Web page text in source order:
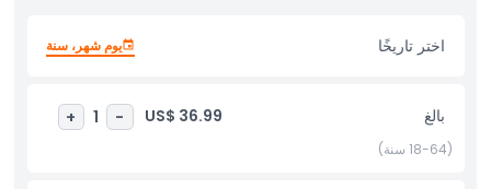
الفيكتورية المزخرفة والردهة المركزية التاريخية، حيث تتجسّد قرون من
التقاليد الديمقراطية. مثالية لمحبي الثقافة وعشّاق التاريخ وكل من يبحث
التراث الديني والديمقراطية البرلمانية في المملكة المتحدة. تقع الجولة في
قلب وستمنستر، مما يجعلها إضافة مثالية لأي جدول سفر في لندن. احجز
جولتك اليوم لرحلة لا تُنسى عبر ماضي وحاضر بريطانيا!
اختر تاريخًا يوم شهر، سنة
بالغ US$ 36.99
-
1
+
(18-64 سنة)